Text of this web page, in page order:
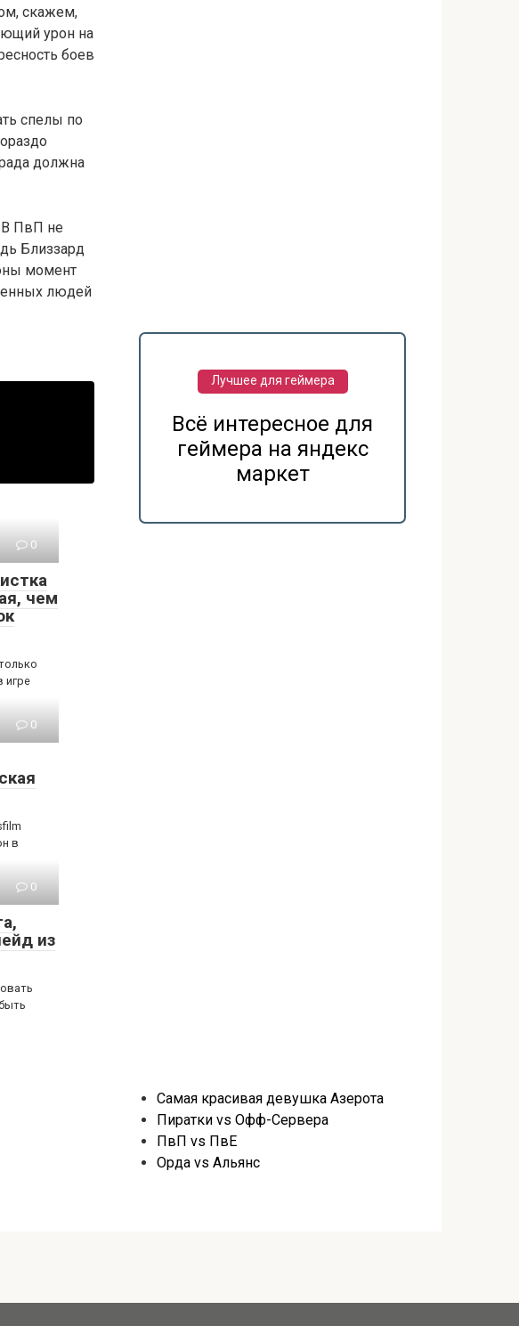
скажем,
урон на
боев
спелы по
должна
В ПвП не
Близзард
момент
людей
0
чем
игре
0
в
0
из
Лучшее для геймера
Всё интересное для
геймера на яндекс
маркет
Самая красивая девушка Азерота
Пиратки vs Офф-Сервера
ПвП vs ПвЕ
Орда vs Альянс